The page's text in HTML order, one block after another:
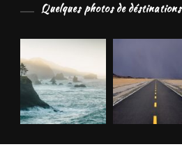
Quelques photos de déstinations